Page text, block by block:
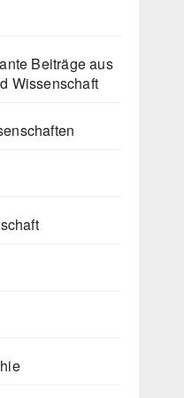
Beiträge aus
Wissenschaft